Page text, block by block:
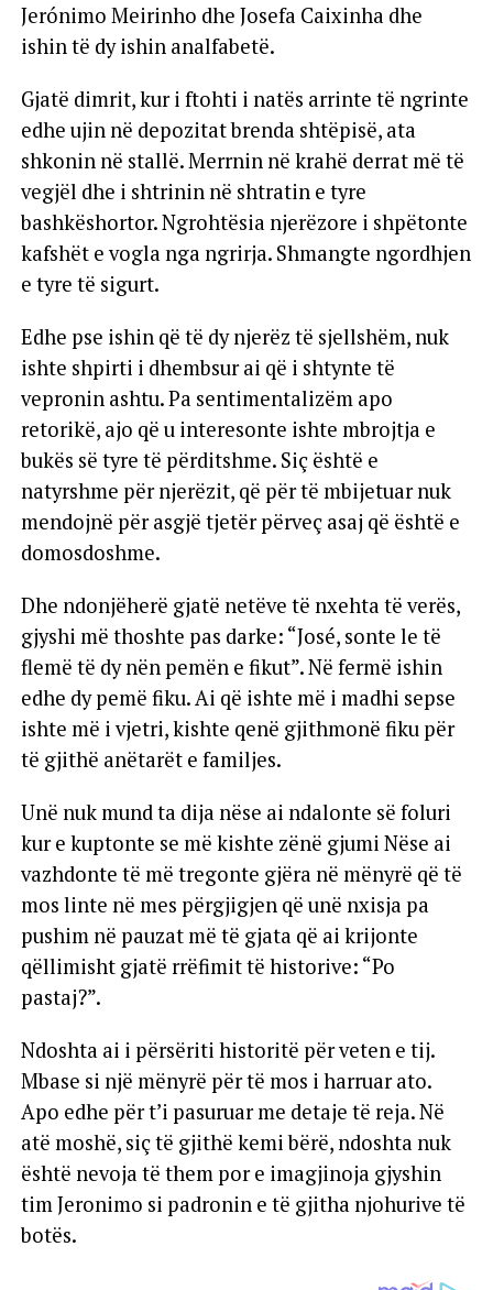
Jerónimo Meirinho dhe Josefa Caixinha dhe
ishin të dy ishin analfabetë.
Gjatë dimrit, kur i ftohti i natës arrinte të ngrinte
edhe ujin në depozitat brenda shtëpisë, ata
shkonin në stallë. Merrnin në krahë derrat më të
vegjël dhe i shtrinin në shtratin e tyre
bashkëshortor. Ngrohtësia njerëzore i shpëtonte
kafshët e vogla nga ngrirja. Shmangte ngordhjen
e tyre të sigurt.
Edhe pse ishin që të dy njerëz të sjellshëm, nuk
ishte shpirti i dhembsur ai që i shtynte të
vepronin ashtu. Pa sentimentalizëm apo
retorikë, ajo që u interesonte ishte mbrojtja e
bukës së tyre të përditshme. Siç është e
natyrshme për njerëzit, që për të mbijetuar nuk
mendojnë për asgjë tjetër përveç asaj që është e
domosdoshme.
Dhe ndonjëherë gjatë netëve të nxehta të verës,
gjyshi më thoshte pas darke: “José, sonte le të
flemë të dy nën pemën e fikut”. Në fermë ishin
edhe dy pemë fiku. Ai që ishte më i madhi sepse
ishte më i vjetri, kishte qenë gjithmonë fiku për
të gjithë anëtarët e familjes.
Unë nuk mund ta dija nëse ai ndalonte së foluri
kur e kuptonte se më kishte zënë gjumi Nëse ai
vazhdonte të më tregonte gjëra në mënyrë që të
mos linte në mes përgjigjen që unë nxisja pa
pushim në pauzat më të gjata që ai krijonte
qëllimisht gjatë rrëfimit të historive: “Po
pastaj?”.
Ndoshta ai i përsëriti historitë për veten e tij.
Mbase si një mënyrë për të mos i harruar ato.
Apo edhe për t’i pasuruar me detaje të reja. Në
atë moshë, siç të gjithë kemi bërë, ndoshta nuk
është nevoja të them por e imagjinoja gjyshin
tim Jeronimo si padronin e të gjitha njohurive të
botës.